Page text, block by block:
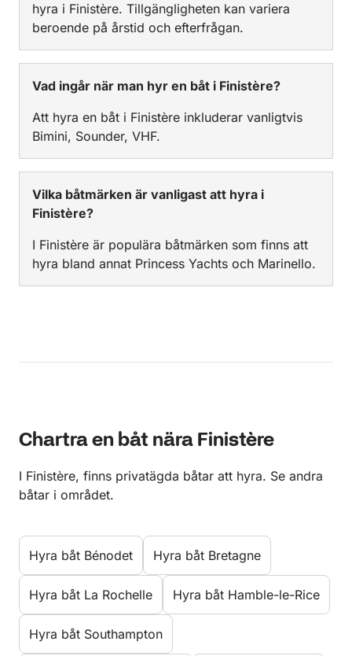
hyra i Finistère. Tillgängligheten kan variera
beroende på årstid och efterfrågan.
Vad ingår när man hyr en båt i Finistère?
Att hyra en båt i Finistère inkluderar vanligtvis
Bimini, Sounder, VHF.
Vilka båtmärken är vanligast att hyra i
Finistère?
I Finistère är populära båtmärken som finns att
hyra bland annat Princess Yachts och Marinello.
Chartra en båt nära Finistère
I Finistère, finns privatägda båtar att hyra. Se andra
båtar i området.
Hyra båt Bénodet Hyra båt Bretagne
Hyra båt La Rochelle Hyra båt Hamble-le-Rice
Hyra båt Southampton